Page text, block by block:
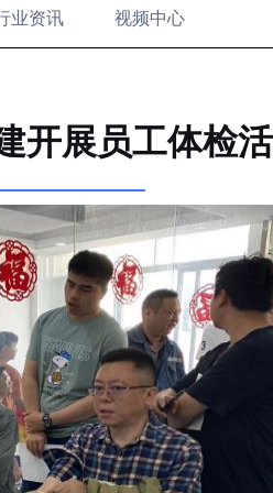
业资讯 视频中心
开展员工体检